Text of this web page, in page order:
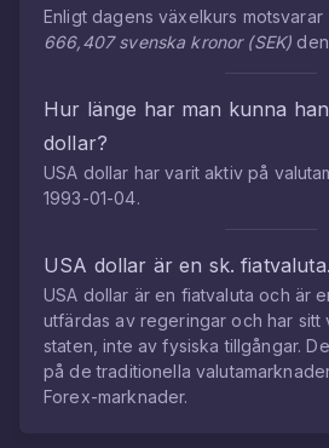
Enligt dagens växelkurs motsvarar
666,407 svenska kronor(SEK) den
Hur länge har man kunna
dollar?
USA dollar har varit aktiv på
1993-01-04.
USA dollar är en sk. fiatvaluta.
USA dollar är en fiatvaluta och är
utfärdas av regeringar och har sitt
staten, inte av fysiska tillgångar.
på de traditionella
Forex-marknader.